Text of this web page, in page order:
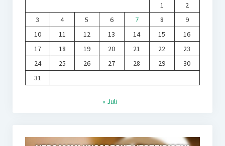
1
2
3
4 5 6 7 8
9
10
11 12 13 14 15
16
17
18 19 20 21 22
23
24
25 26 27 28 29
30
31
« Juli